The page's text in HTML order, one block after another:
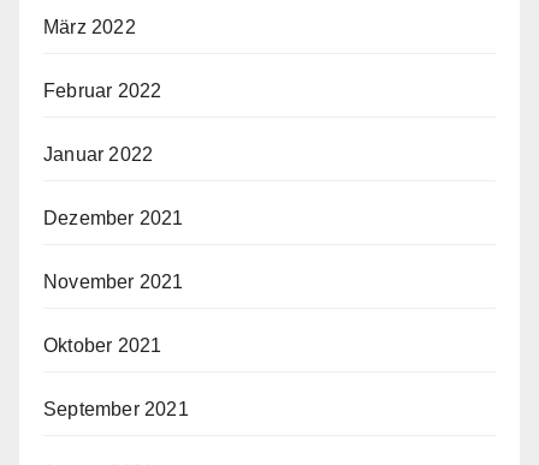
März 2022
Februar 2022
Januar 2022
Dezember 2021
November 2021
Oktober 2021
September 2021